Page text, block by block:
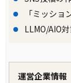
「ミッショ
LLMO/AIO
運営企業情報